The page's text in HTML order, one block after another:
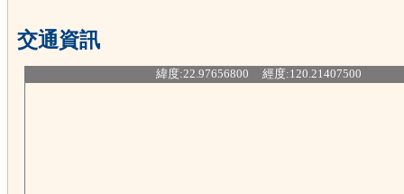
交通資訊
緯度:22.97656800 經度:120.21407500